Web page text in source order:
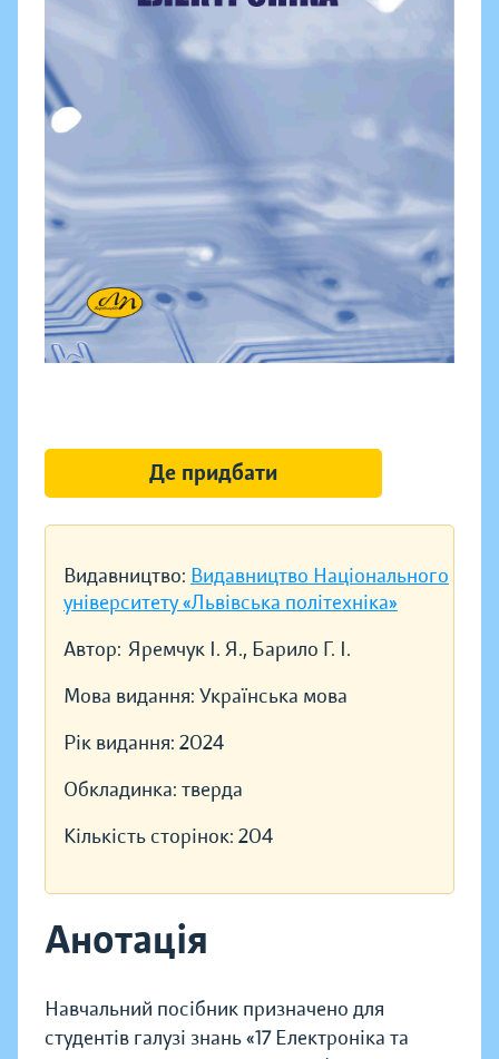
Видавництво: Видавництво Національного
університету «Львівська політехніка»
Автор: Яремчук І. Я., Барило Г. І.
Мова видання: Українська мова
Рік видання: 2024
Обкладинка: тверда
Кількість сторінок: 204
Анотація
Навчальний посібник призначено для
студентів галузі знань «17 Електроніка та
Де придбати